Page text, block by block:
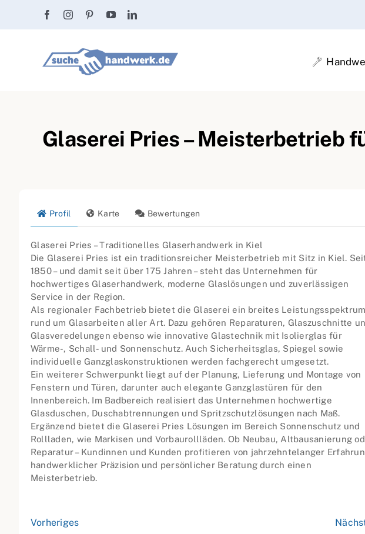
Glaserei Pries – Meisterbetrieb
Profil Karte Bewertungen
Glaserei Pries – Traditionelles Glaserhandwerk in Kiel
Die Glaserei Pries ist ein traditionsreicher Meisterbetrieb mit Sitz in Kiel.
1850 – und damit seit über 175 Jahren – steht das Unternehmen für
hochwertiges Glaserhandwerk, moderne Glaslösungen und zuverlässigen
Service in der Region.
Als regionaler Fachbetrieb bietet die Glaserei ein breites Leistungsspektrum
rund um Glasarbeiten aller Art. Dazu gehören Reparaturen, Glaszuschnitte
Glasveredelungen ebenso wie innovative Glastechnik mit Isolierglas für
Wärme-, Schall- und Sonnenschutz. Auch Sicherheitsglas, Spiegel sowie
individuelle Ganzglaskonstruktionen werden fachgerecht umgesetzt.
Ein weiterer Schwerpunkt liegt auf der Planung, Lieferung und Montage von
Fenstern und Türen, darunter auch elegante Ganzglastüren für den
Innenbereich. Im Badbereich realisiert das Unternehmen hochwertige
Glasduschen, Duschabtrennungen und Spritzschutzlösungen nach Maß.
Ergänzend bietet die Glaserei Pries Lösungen im Bereich Sonnenschutz und
Rollladen, wie Markisen und Vorbaurollläden. Ob Neubau, Altbausanierung
Reparatur – Kundinnen und Kunden profitieren von jahrzehntelanger
handwerklicher Präzision und persönlicher Beratung durch einen
Meisterbetrieb.
Vorheriges